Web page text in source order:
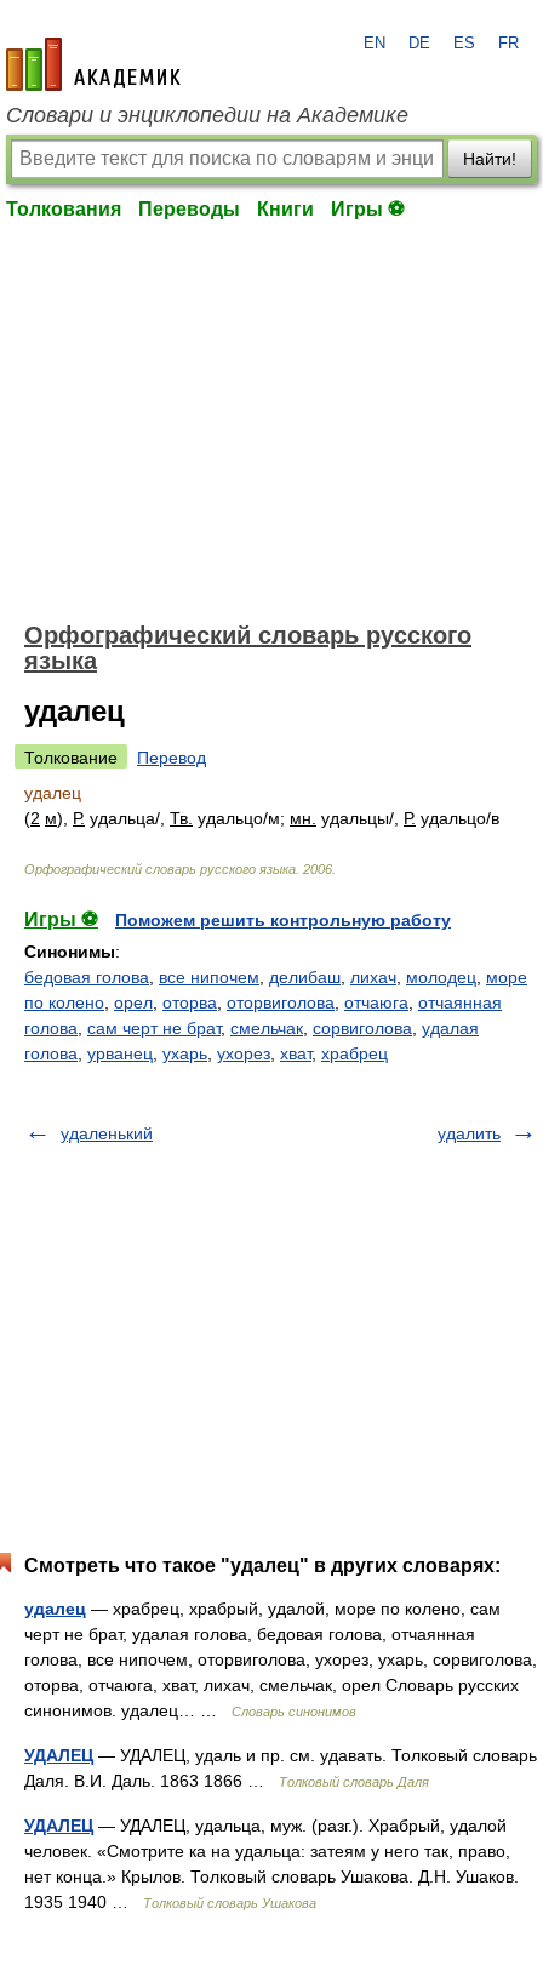
academic.ru
EN DE ES FR
Словари и энциклопедии на Академике
Найти!
Толкования Переводы Книги Игры ⚽
Орфографический словарь русского
языка
удалец
Толкование
Перевод
удалец
(2 м), Р. удальца/ Тв. удальцо/м; мн. удальцы/ Р. удальцо/в
Орфографический словарь русского языка 2006
Игры ⚽
Поможем решить контрольную работу
Синонимы:
бедовая голова
все нипочем делибаш лихач молодец
море
по колено орел оторва оторвиголова отчаюга отчаянная
голова сам черт не брат, смельчак сорвиголова удалая
голова урванец ухарь ухорез хват, храбрец
удаленький удалить
Смотреть что такое "удалец" в других словарях:
удалец — храбрец, храбрый, удалой, море по колено, сам
черт не брат, удалая голова, бедовая голова, отчаянная
голова, все нипочем, оторвиголова, ухорез, ухарь, сорвиголова,
оторва, отчаюга, хват, лихач, смельчак, орел Словарь русских
синонимов. удалец… …
Словарь синонимов
УДАЛЕЦ — УДАЛЕЦ, удаль и пр. см. удавать. Толковый словарь
Даля. В.И. Даль. 1863 1866 …
Толковый словарь Даля
УДАЛЕЦ — УДАЛЕЦ, удальца, муж. (разг.). Храбрый, удалой
человек. «Смотрите ка на удальца: затеям у него так, право,
нет конца.» Крылов. Толковый словарь Ушакова. Д.Н. Ушаков.
1935 1940 …
Толковый словарь Ушакова